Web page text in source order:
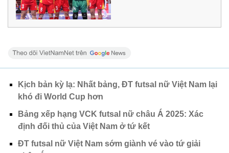
Kịch bản kỳ lạ: Nhất bảng, ĐT futsal nữ Việt Nam lại
khó đi World Cup hơn
Bảng xếp hạng VCK futsal nữ châu Á 2025: Xác
định đối thủ của Việt Nam ở tứ kết
ĐT futsal nữ Việt Nam sớm giành vé vào tứ giải